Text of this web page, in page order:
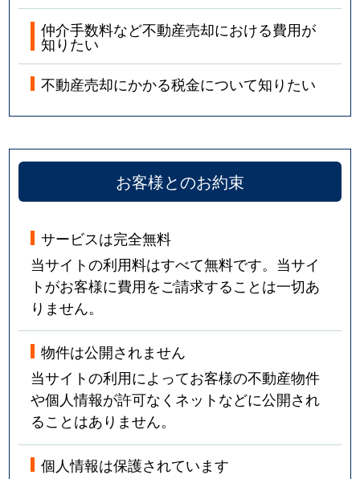
仲介手数料など不動産売却における費用が
知りたい
不動産売却にかかる税金について知りたい
お客様とのお約束
サービスは完全無料
当サイトの利用料はすべて無料です。当サイ
トがお客様に費用をご請求することは一切あ
りません。
物件は公開されません
当サイトの利用によってお客様の不動産物件
や個人情報が許可なくネットなどに公開され
ることはありません。
個人情報は保護されています